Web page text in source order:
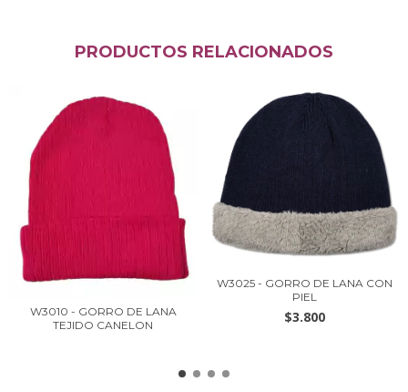
PRODUCTOS RELACIONADOS
W3010 - GORRO DE LANA
TEJIDO CANELON
W3025 - GORRO DE LANA CON
PIEL
$3.800